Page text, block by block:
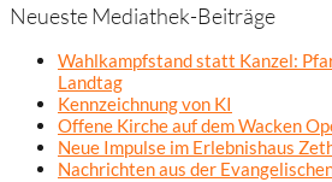
Neueste Mediathek-Beiträge
Wahlkampfstand statt Kanzel:
Landtag
Kennzeichnung von KI
Offene Kirche auf dem Wacken
Neue Impulse im Erlebnishaus
Nachrichten aus der